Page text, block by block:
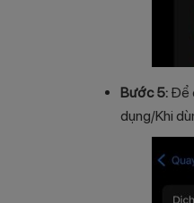
Bước 5: Để
dụng/Khi